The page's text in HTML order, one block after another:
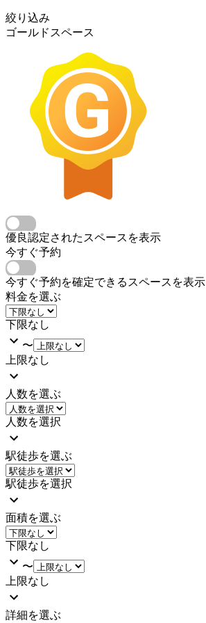
絞り込み
ゴールドスペース
優良認定されたスペースを表示
今すぐ予約
今すぐ予約を確定できるスペースを表示
料金を選ぶ
下限なし
〜
上限なし
人数を選ぶ
人数を選択
駅徒歩を選ぶ
駅徒歩を選択
面積を選ぶ
下限なし
〜
上限なし
詳細を選ぶ